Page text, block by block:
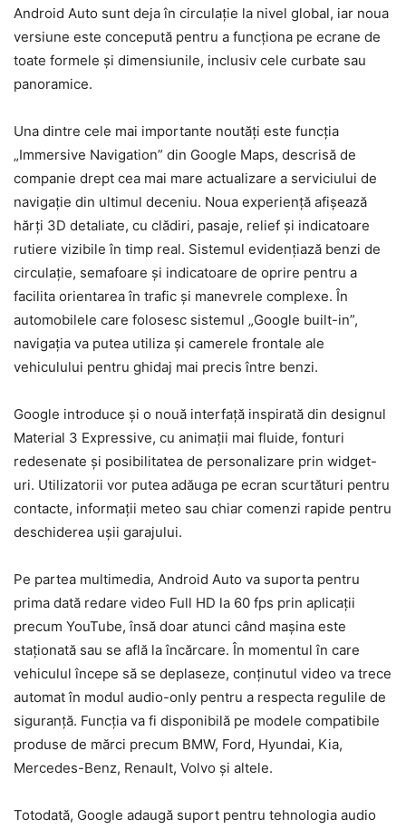
Android Auto sunt deja în circulație la nivel global, iar noua
versiune este concepută pentru a funcționa pe ecrane de
toate formele și dimensiunile, inclusiv cele curbate sau
panoramice.
Una dintre cele mai importante noutăți este funcția
„Immersive Navigation” din Google Maps, descrisă de
companie drept cea mai mare actualizare a serviciului de
navigație din ultimul deceniu. Noua experiență afișează
hărți 3D detaliate, cu clădiri, pasaje, relief și indicatoare
rutiere vizibile în timp real. Sistemul evidențiază benzi de
circulație, semafoare și indicatoare de oprire pentru a
facilita orientarea în trafic și manevrele complexe. În
automobilele care folosesc sistemul „Google built-in”,
navigația va putea utiliza și camerele frontale ale
vehiculului pentru ghidaj mai precis între benzi.
Google introduce și o nouă interfață inspirată din designul
Material 3 Expressive, cu animații mai fluide, fonturi
redesenate și posibilitatea de personalizare prin widget-
uri. Utilizatorii vor putea adăuga pe ecran scurtături pentru
contacte, informații meteo sau chiar comenzi rapide pentru
deschiderea ușii garajului.
Pe partea multimedia, Android Auto va suporta pentru
prima dată redare video Full HD la 60 fps prin aplicații
precum YouTube, însă doar atunci când mașina este
staționată sau se află la încărcare. În momentul în care
vehiculul începe să se deplaseze, conținutul video va trece
automat în modul audio-only pentru a respecta regulile de
siguranță. Funcția va fi disponibilă pe modele compatibile
produse de mărci precum BMW, Ford, Hyundai, Kia,
Mercedes-Benz, Renault, Volvo și altele.
Totodată, Google adaugă suport pentru tehnologia audio